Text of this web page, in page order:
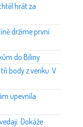
hrát za
držíme první
do Bíliny
body z venku. V
upevnila
Dokáže